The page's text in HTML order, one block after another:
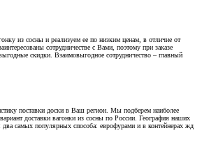
из сосны и реализуем ее по низким ценам, в отличие от
сотрудничестве с Вами, поэтому при заказе
скидки. Взаимовыгодное сотрудничество – главный
поставки доски в Ваш регион. Мы подберем наиболее
доставки вагонки из сосны по России. География наших
самых популярных способа: еврофурами и в контейнерах жд